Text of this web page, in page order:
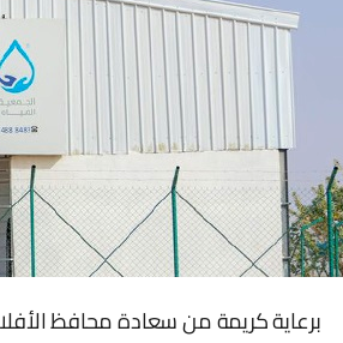
برعاية كريمة من سعادة محافظ